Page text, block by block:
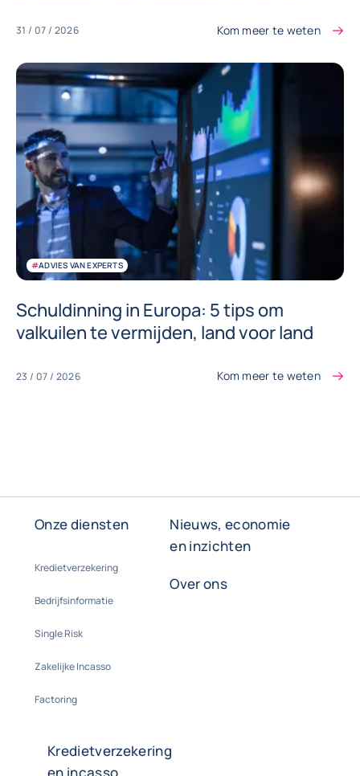
31 / 07 / 2026 Kom meer te weten
#ADVIES VAN EXPERTS
Schuldinning in Europa: 5 tips om
valkuilen te vermijden, land voor land
23 / 07 / 2026 Kom meer te weten
Onze diensten
Kredietverzekering
Bedrijfsinformatie
Single Risk
Zakelijke Incasso
Factoring
Nieuws, economie
en inzichten
Over ons
Kredietverzekering